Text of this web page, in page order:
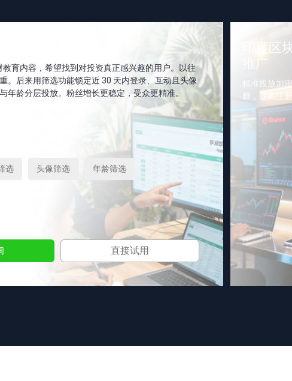
育内容，希望找到对投资真正感兴趣的用户。以往
。后来用筛选功能锁定近 30 天内登录、互动且头像
年龄分层投放。粉丝增长更稳定，受众更精准。
选 头像筛选 年龄筛选
直接试用
印度区
推广
精准投放加
群，提高注